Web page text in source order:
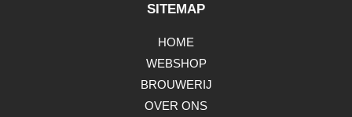
SITEMAP
HOME
WEBSHOP
BROUWERIJ
OVER ONS